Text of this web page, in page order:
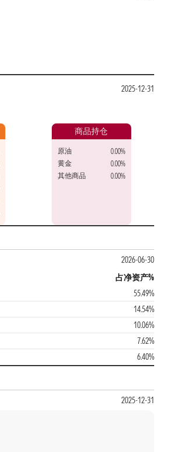
2025-12-31
商品持仓
原油
0.00%
黄金
0.00%
其他商品
0.00%
2026-06-30
占净资产%
55.49%
14.54%
10.06%
7.62%
6.40%
2025-12-31